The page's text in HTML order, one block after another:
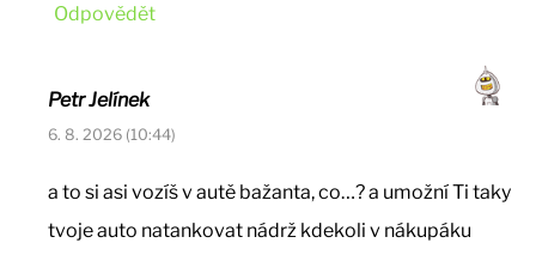
Odpovědět
Petr Jelínek
6. 8. 2026 (10:44)
a to si asi vozíš v autě bažanta, co…? a umožní Ti taky
tvoje auto natankovat nádrž kdekoli v nákupáku